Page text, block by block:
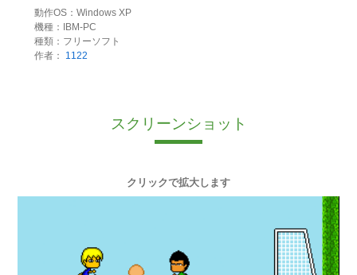
動作OS：Windows XP
機種：IBM-PC
種類：フリーソフト
作者：
1122
スクリーンショット
クリックで拡大します